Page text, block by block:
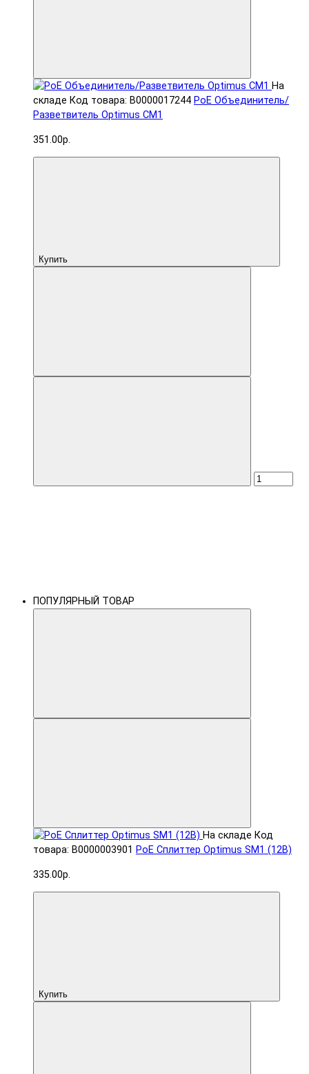
На
складе Код товара: В0000017244 PoE Объединитель/
Разветвитель Optimus CM1
351.00р.
Купить
ПОПУЛЯРНЫЙ ТОВАР
На складе Код
товара: В0000003901 PoE Сплиттер Optimus SM1 (12B)
335.00р.
Купить